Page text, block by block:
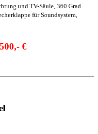
und TV-Säule, 360 Grad
für Soundsystem,
€